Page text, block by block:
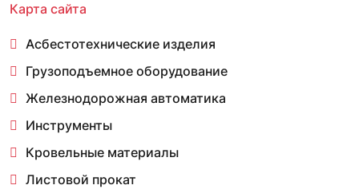
Карта сайта
Асбестотехнические изделия
Грузоподъемное оборудование
Железнодорожная автоматика
Инструменты
Кровельные материалы
Листовой прокат